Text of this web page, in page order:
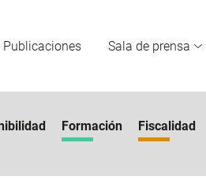
Publicaciones Sala de prensa
Formación Fiscalidad